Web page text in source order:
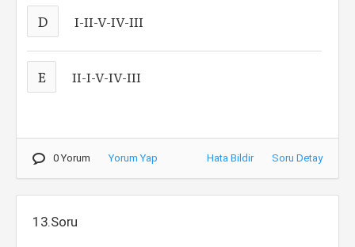
D I-II-V-IV-III
E II-I-V-IV-III
0 Yorum Yorum Yap Hata Bildir Soru Detay
13.Soru